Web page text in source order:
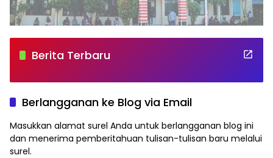
Berita Terbaru
Berlangganan ke Blog via Email
Masukkan alamat surel Anda untuk berlangganan blog ini
dan menerima pemberitahuan tulisan-tulisan baru melalui
surel.